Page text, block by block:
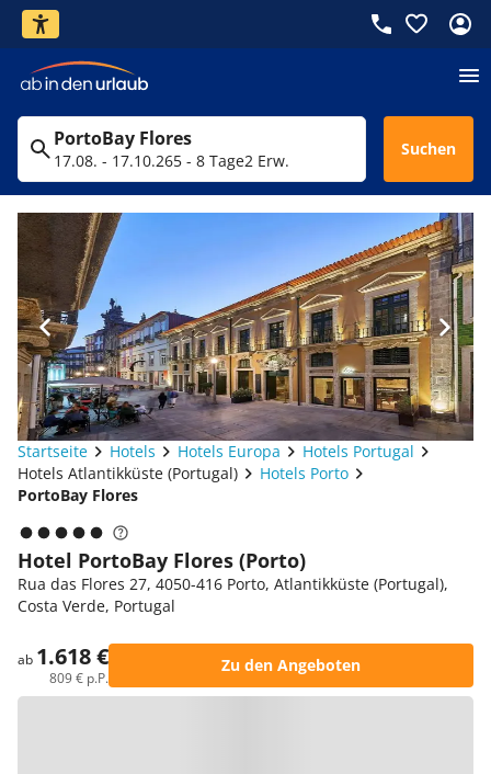
PortoBay Flores
17.08. - 17.10.265 - 8 Tage2 Erw.
Suchen
Startseite Hotels Hotels Europa
Hotels Portugal
Hotels Atlantikküste (Portugal)
Hotels Porto
PortoBay Flores
Hotel PortoBay Flores (Porto)
Rua das Flores 27, 4050-416 Porto, Atlantikküste (Portugal),
Costa Verde, Portugal
ab 1.618 €
809 € p.P.
Zu den Angeboten